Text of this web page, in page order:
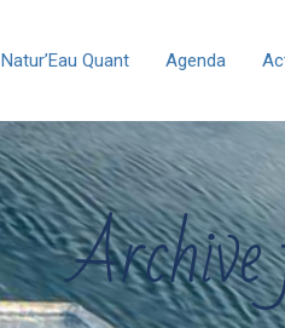
Natur’Eau Quant Agenda